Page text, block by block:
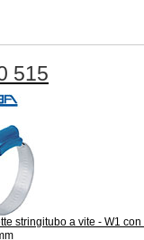
515
stringitubo a vite - W1